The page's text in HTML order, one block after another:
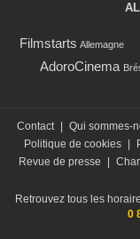
Filmstarts Allemagne
AdoroCinema
Contact Qui sommes-
Politique de cookies
Revue de presse
Retrouvez tous les
0